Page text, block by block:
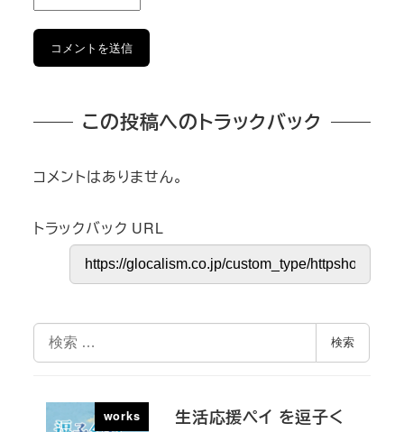
この投稿へのトラックバック
コメントはありません。
トラックバック URL
検
索
検索
works
生活応援ペイ を逗子く